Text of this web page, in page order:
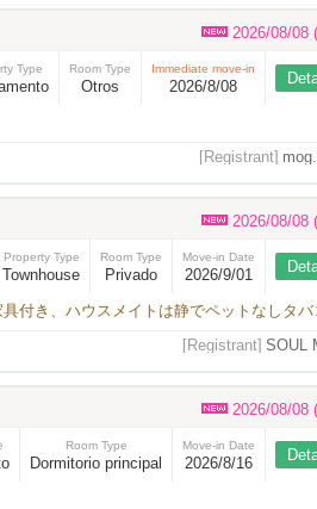
2026/08/08
Type Room Type
Otros
Immediate move-in
2026/8/08
[Registrant]
2026/08/08
Property Type
Townhouse
Room Type
Privado
Move-in Date
2026/9/01
付き、ハウスメイトは静でペットなしタバ
[Registrant] SOUL
2026/08/08
Room Type
Dormitorio principal
Move-in Date
2026/8/16